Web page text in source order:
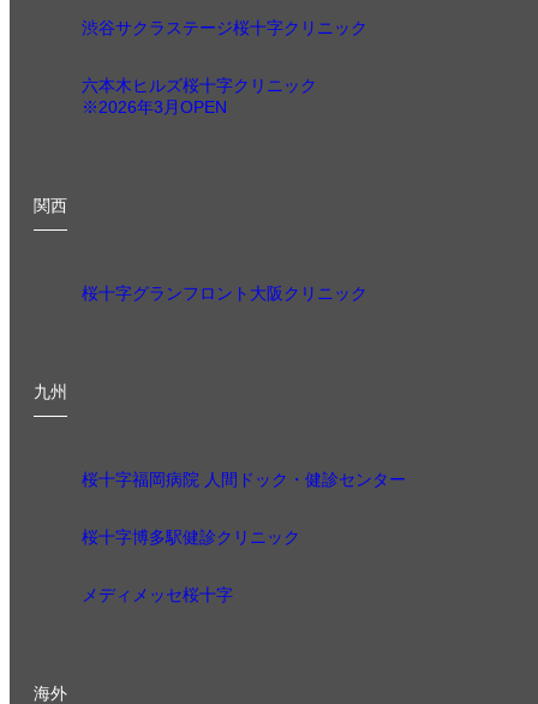
渋谷サクラステージ桜十字クリニック
六本木ヒルズ桜十字クリニック
※2026年3月OPEN
関西
桜十字グランフロント大阪クリニック
九州
桜十字福岡病院 人間ドック・健診センター
桜十字博多駅健診クリニック
メディメッセ桜十字
海外